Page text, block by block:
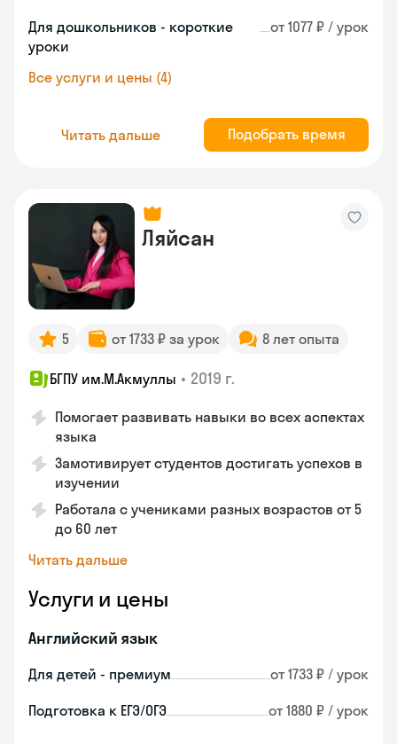
Для дошкольников - короткие
уроки
от 1077 ₽ / урок
Все услуги и цены (4)
Читать дальше Подобрать время
Ляйсан
5 от 1733 ₽ за урок 8 лет опыта
БГПУ им.М.Акмуллы • 2019 г.
Помогает развивать навыки во всех аспектах
языка
Замотивирует студентов достигать успехов в
изучении
Работала с учениками разных возрастов от 5
до 60 лет
Читать дальше
Услуги и цены
Английский язык
Для детей - премиум от 1733 ₽ / урок
Подготовка к ЕГЭ/ОГЭ от 1880 ₽ / урок